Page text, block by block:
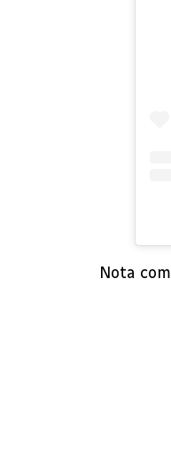
Nota